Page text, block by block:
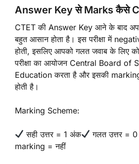
Answer Key से Marks कैसे
CTET की Answer Key आने के बाद
बहुत आसान होता है। इस परीक्षा में
होती, इसलिए आपको गलत जवाब के लिए
परीक्षा का आयोजन Central Board of
Education करता है और इसकी
होती है।
Marking Scheme:
सही उत्तर = 1 अंक गलत उत्तर =
marking = नहीं